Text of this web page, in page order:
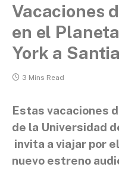
Vacaciones
en el
York a
3 Mins Read
Estas vacaciones
de la Universidad
invita a viajar por
nuevo estreno